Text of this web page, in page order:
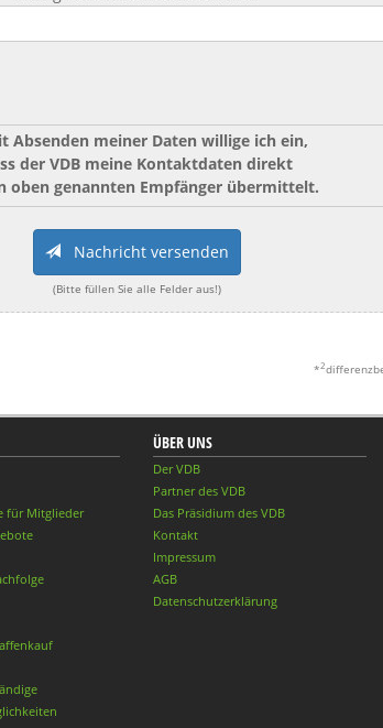
Absenden meiner Daten willige ich ein,
der VDB meine Kontaktdaten direkt
oben genannten Empfänger übermittelt.
Nachricht versenden
(Bitte füllen Sie alle Felder aus!)
*2
für Mitglieder
ÜBER UNS
Der VDB
Partner des VDB
Das Präsidium des VDB
Kontakt
Impressum
AGB
Datenschutzerklärung